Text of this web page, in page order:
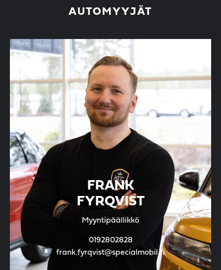
AUTOMYYJÄT
FRANK
FYRQVIST
Myyntipäällikkö
0192802828
frank.fyrqvist@specialmobil.fi